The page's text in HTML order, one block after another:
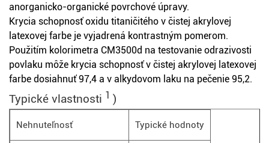
anorganicko-organické povrchové úpravy.
Krycia schopnosť oxidu titaničitého v čistej akrylovej
latexovej farbe je vyjadrená kontrastným pomerom.
Použitím kolorimetra CM3500d na testovanie odrazivosti
povlaku môže krycia schopnosť v čistej akrylovej latexovej
farbe dosiahnuť 97,4 a v alkydovom laku na pečenie 95,2.
Typické vlastnosti 1 )
Nehnuteľnosť Typické hodnoty